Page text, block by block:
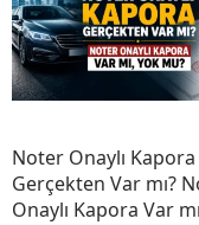
Noter Onaylı Kapora
Gerçekten Var mı?
Onaylı Kapora Var